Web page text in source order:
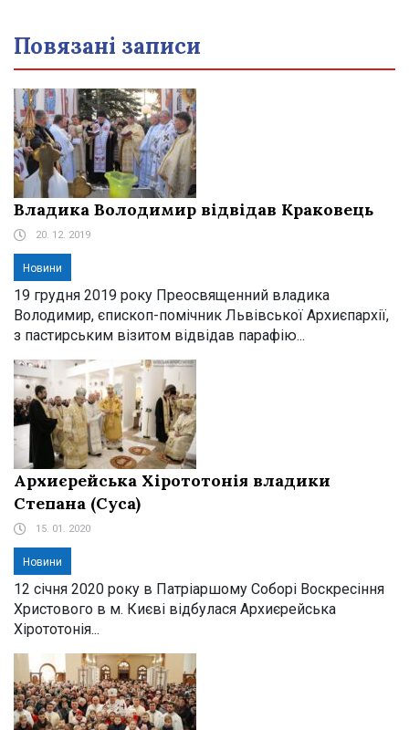
Повязані записи
Владика Володимир відвідав Краковець
20. 12. 2019
Новини
19 грудня 2019 року Преосвященний владика
Володимир, єпископ-помічник Львівської Архиєпархії,
з пастирським візитом відвідав парафію...
Архиєрейська Хірототонія владики
Степана (Суса)
15. 01. 2020
Новини
12 січня 2020 року в Патріаршому Соборі Воскресіння
Христового в м. Києві відбулася Архиєрейська
Хірототонія...